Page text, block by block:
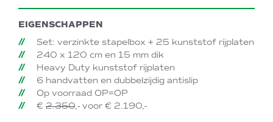
EIGENSCHAPPEN
Set: verzinkte stapelbox + 25 kunststof rijplaten
240 x 120 cm en 15 mm dik
Heavy Duty kunststof rijplaten
6 handvatten en dubbelzijdig antislip
Op voorraad OP=OP
€ 2.350,- voor € 2.190,-